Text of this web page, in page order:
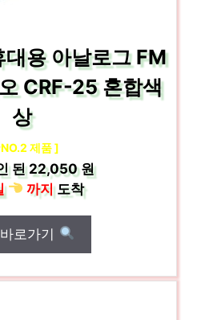
대용 아날로그 FM
CRF-25 혼합색
상
NO.2 제품 ]
된22,050 원
까지도착
로가기